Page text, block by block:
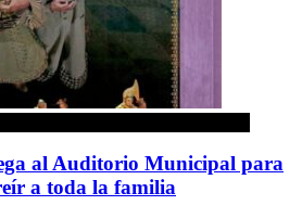
al Auditorio Municipal para
a toda la familia